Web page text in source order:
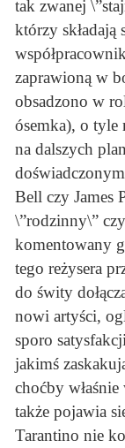
tak zwanej
którzy składają
zaprawioną w
obsadzono w
ósemka), o tyle
na dalszych
Bell czy James
\”rodzinny\”
komentowany
tego reżysera
do świty
nowi artyści,
sporo
jakimś
choćby
także pojawia
Tarantino nie